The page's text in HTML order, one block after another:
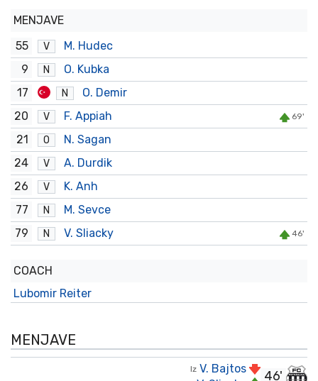
MENJAVE
55
V
M. Hudec
9
N
O. Kubka
17
N
O. Demir
20
V F. Appiah 69'
21 O
N. Sagan
24
V
A. Durdik
26
V
K. Anh
77
N
M. Sevce
79
N V. Sliacky 46'
COACH
Lubomir Reiter
MENJAVE
46'
Iz V. Bajtos